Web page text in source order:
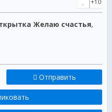
Желаю счастья,
Отправить